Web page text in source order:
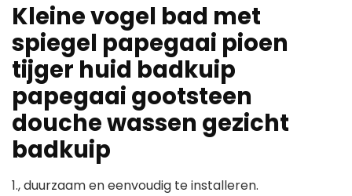
Kleine vogel bad met
spiegel papegaai pioen
tijger huid badkuip
papegaai gootsteen
douche wassen gezicht
badkuip
1., duurzaam en eenvoudig te installeren.